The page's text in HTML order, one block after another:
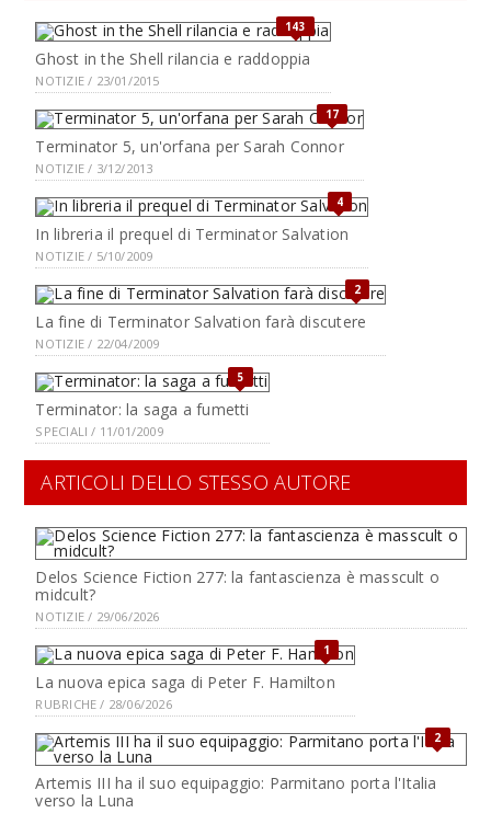
143
Ghost in the Shell rilancia e raddoppia
NOTIZIE / 23/01/2015
17
Terminator 5, un'orfana per Sarah Connor
NOTIZIE / 3/12/2013
4
In libreria il prequel di Terminator Salvation
NOTIZIE / 5/10/2009
2
La fine di Terminator Salvation farà discutere
NOTIZIE / 22/04/2009
5
Terminator: la saga a fumetti
SPECIALI / 11/01/2009
ARTICOLI DELLO STESSO AUTORE
Delos Science Fiction 277: la fantascienza è masscult o
midcult?
NOTIZIE / 29/06/2026
1
La nuova epica saga di Peter F. Hamilton
RUBRICHE / 28/06/2026
2
Artemis III ha il suo equipaggio: Parmitano porta l'Italia
verso la Luna